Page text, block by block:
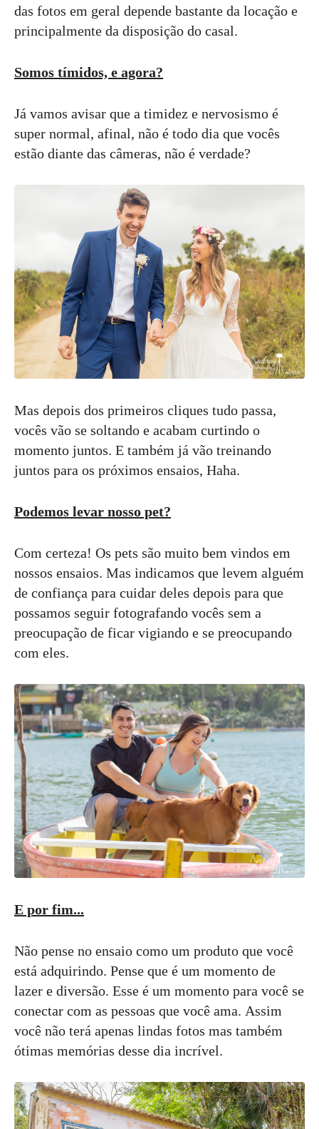
das fotos em geral depende bastante da locação e
principalmente da disposição do casal.
Somos tímidos, e agora?
Já vamos avisar que a timidez e nervosismo é
super normal, afinal, não é todo dia que vocês
estão diante das câmeras, não é verdade?
Mas depois dos primeiros cliques tudo passa,
vocês vão se soltando e acabam curtindo o
momento juntos. E também já vão treinando
juntos para os próximos ensaios, Haha.
Podemos levar nosso pet?
Com certeza! Os pets são muito bem vindos em
nossos ensaios. Mas indicamos que levem alguém
de confiança para cuidar deles depois para que
possamos seguir fotografando vocês sem a
preocupação de ficar vigiando e se preocupando
com eles.
E por fim...
Não pense no ensaio como um produto que você
está adquirindo. Pense que é um momento de
lazer e diversão. Esse é um momento para você se
conectar com as pessoas que você ama. Assim
você não terá apenas lindas fotos mas também
ótimas memórias desse dia incrível.